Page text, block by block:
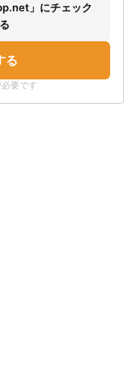
」にチェック
る
要です